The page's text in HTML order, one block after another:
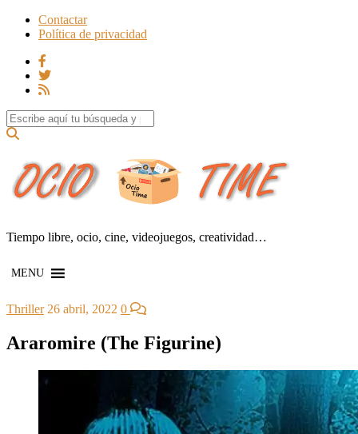
Contactar
Política de privacidad
Search for:
Tiempo libre, ocio, cine, videojuegos, creatividad…
MENU
Thriller 26 abril, 2022 0
Araromire (The Figurine)